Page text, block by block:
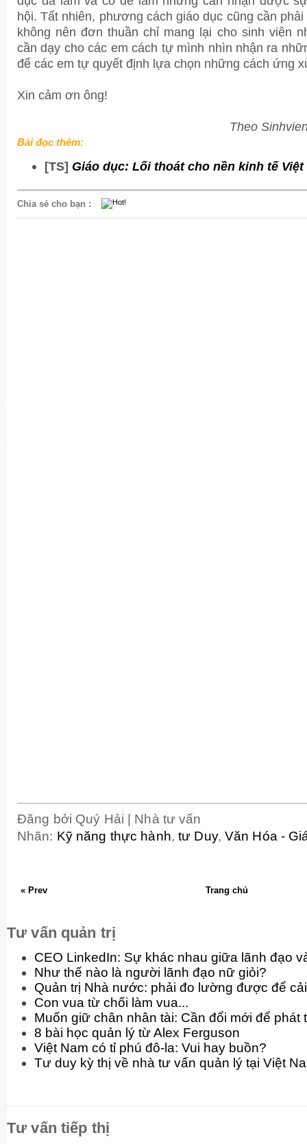
hội. Tất nhiên, phương cách giáo dục cũng cần
không nên đơn thuần chỉ mang lại cho sinh viên
cần dạy cho các em cách tự mình nhìn nhận ra
để các em tự quyết định lựa chọn những cách ứng
Xin cảm ơn ông!
Theo
Bài đọc thêm:
[TS] Giáo dục: Lối thoát cho nền kinh tế Việt
Chia sẻ cho bạn :
Đăng bởi Quý Hải | Nhà tư vấn
Nhãn: Kỹ năng thực hành,tư Duy,Văn Hóa -
« Prev Trang chủ
Tư vấn quản trị
CEO LinkedIn: Sự khác nhau giữa lãnh đạo
Như thế nào là người lãnh đạo nữ giỏi?
Quản trị Nhà nước: phải đo lường được để
Con vua từ chối làm vua...
Muốn giữ chân nhân tài: Cần đổi mới để phát
8 bài học quản lý từ Alex Ferguson
Việt Nam có tỉ phú đô-la: Vui hay buồn?
Tư duy kỳ thị về nhà tư vấn quản lý tại Việt
Tư vấn tiếp thị